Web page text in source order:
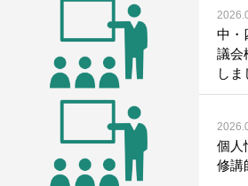
中・
議会
しま
個人
修講